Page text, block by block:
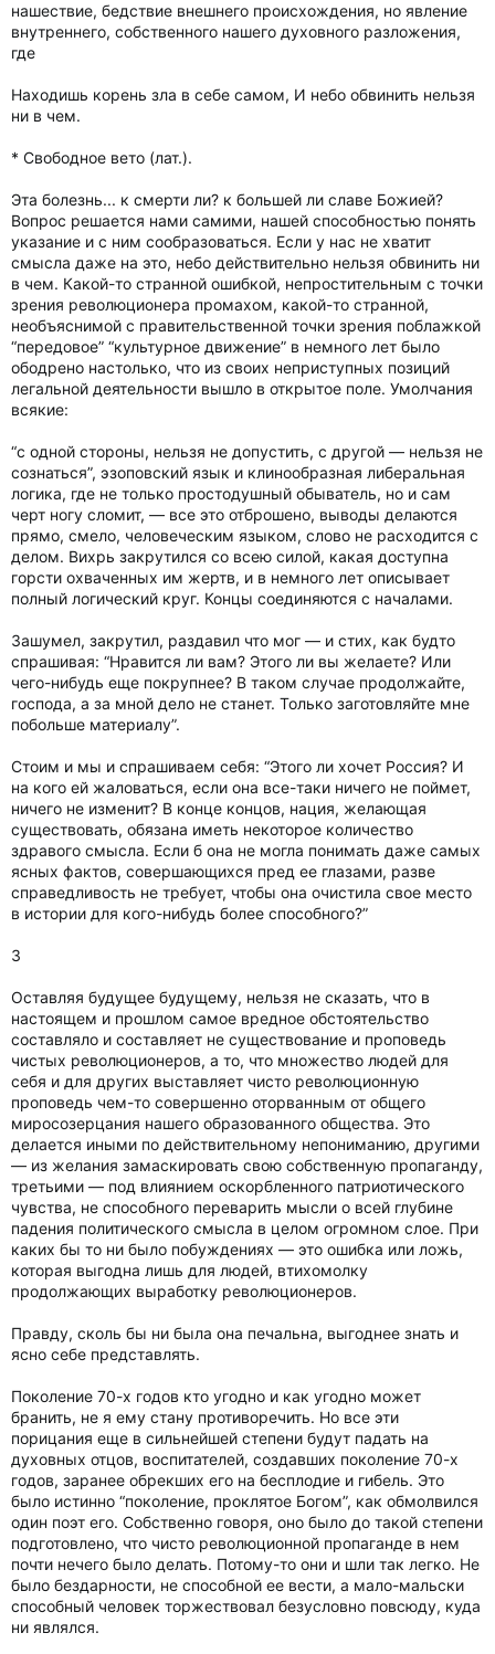
нашествие, бедствие внешнего происхождения, но явление
внутреннего, собственного нашего духовного разложения,
где
Находишь корень зла в себе самом, И небо обвинить нельзя
ни в чем.
* Свободное вето (лат.).
Эта болезнь... к смерти ли? к большей ли славе Божией?
Вопрос решается нами самими, нашей способностью понять
указание и с ним сообразоваться. Если у нас не хватит
смысла даже на это, небо действительно нельзя обвинить ни
в чем. Какой-то странной ошибкой, непростительным с точки
зрения революционера промахом, какой-то странной,
необъяснимой с правительственной точки зрения поблажкой
“передовое” “культурное движение” в немного лет было
ободрено настолько, что из своих неприступных позиций
легальной деятельности вышло в открытое поле. Умолчания
всякие:
“с одной стороны, нельзя не допустить, с другой — нельзя не
сознаться”, эзоповский язык и клинообразная либеральная
логика, где не только простодушный обыватель, но и сам
черт ногу сломит, — все это отброшено, выводы делаются
прямо, смело, человеческим языком, слово не расходится с
делом. Вихрь закрутился со всею силой, какая доступна
горсти охваченных им жертв, и в немного лет описывает
полный логический круг. Концы соединяются с началами.
Зашумел, закрутил, раздавил что мог — и стих, как будто
спрашивая: “Нравится ли вам? Этого ли вы желаете? Или
чего-нибудь еще покрупнее? В таком случае продолжайте,
господа, а за мной дело не станет. Только заготовляйте мне
побольше материалу”.
Стоим и мы и спрашиваем себя: “Этого ли хочет Россия? И
на кого ей жаловаться, если она все-таки ничего не поймет,
ничего не изменит? В конце концов, нация, желающая
существовать, обязана иметь некоторое количество
здравого смысла. Если б она не могла понимать даже самых
ясных фактов, совершающихся пред ее глазами, разве
справедливость не требует, чтобы она очистила свое место
в истории для кого-нибудь более способного?”
3
Оставляя будущее будущему, нельзя не сказать, что в
настоящем и прошлом самое вредное обстоятельство
составляло и составляет не существование и проповедь
чистых революционеров, а то, что множество людей для
себя и для других выставляет чисто революционную
проповедь чем-то совершенно оторванным от общего
миросозерцания нашего образованного общества. Это
делается иными по действительному непониманию, другими
— из желания замаскировать свою собственную пропаганду,
третьими — под влиянием оскорбленного патриотического
чувства, не способного переварить мысли о всей глубине
падения политического смысла в целом огромном слое. При
каких бы то ни было побуждениях — это ошибка или ложь,
которая выгодна лишь для людей, втихомолку
продолжающих выработку революционеров.
Правду, сколь бы ни была она печальна, выгоднее знать и
ясно себе представлять.
Поколение 70-х годов кто угодно и как угодно может
бранить, не я ему стану противоречить. Но все эти
порицания еще в сильнейшей степени будут падать на
духовных отцов, воспитателей, создавших поколение 70-х
годов, заранее обрекших его на бесплодие и гибель. Это
было истинно “поколение, проклятое Богом”, как обмолвился
один поэт его. Собственно говоря, оно было до такой степени
подготовлено, что чисто революционной пропаганде в нем
почти нечего было делать. Потому-то они и шли так легко. Не
было бездарности, не способной ее вести, а мало-мальски
способный человек торжествовал безусловно повсюду, куда
ни являлся.